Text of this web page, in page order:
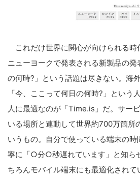
これだけ世界に関心が向けられる時
ニューヨークで発表される新製品の発
の何時?」という話題は尽きない。海
「今、ここって何日の何時?」という
人に最適なのが「Time.is」だ。サー
いる場所と連動して世界約700万箇所
いうもの。自分で使っている端末の
寧に「○分○秒遅れています」と知ら
ちろんモバイル端末にも最適化されて